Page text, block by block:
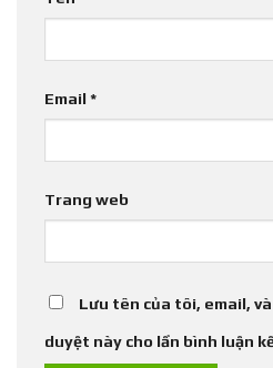
Email *
Trang web
Lưu tên của tôi, email,
duyệt này cho lần bình luận